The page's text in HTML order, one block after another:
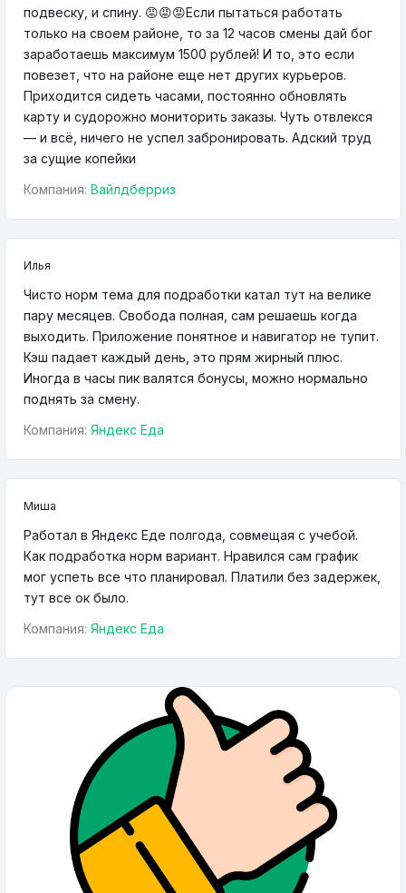
подвеску, и спину. 😡😡😡Если пытаться работать
только на своем районе, то за 12 часов смены дай бог
заработаешь максимум 1500 рублей! И то, это если
повезет, что на районе еще нет других курьеров.
Приходится сидеть часами, постоянно обновлять
карту и судорожно мониторить заказы. Чуть отвлекся
— и всё, ничего не успел забронировать. Адский труд
за сущие копейки
Компания: Вайлдберриз
Илья
Чисто норм тема для подработки катал тут на велике
пару месяцев. Свобода полная, сам решаешь когда
выходить. Приложение понятное и навигатор не тупит.
Кэш падает каждый день, это прям жирный плюс.
Иногда в часы пик валятся бонусы, можно нормально
поднять за смену.
Компания: Яндекс Еда
Миша
Работал в Яндекс Еде полгода, совмещая с учебой.
Как подработка норм вариант. Нравился сам график
мог успеть все что планировал. Платили без задержек,
тут все ок было.
Компания: Яндекс Еда